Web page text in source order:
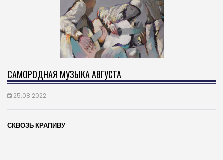
САМОРОДНАЯ МУЗЫКА АВГУСТА
25.08.2022
СКВОЗЬ КРАПИВУ